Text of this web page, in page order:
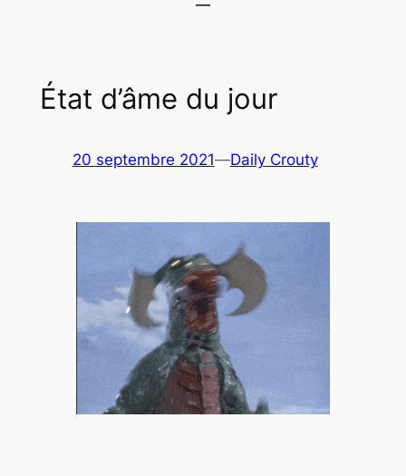
État d’âme du jour
20 septembre 2021—Daily Crouty